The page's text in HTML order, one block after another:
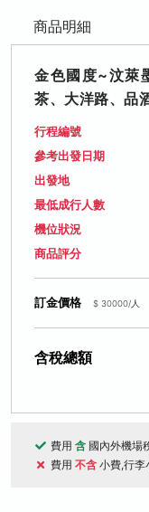
商品明細
金色國度~汶萊
茶、大洋路、品
行程編號
參考出發日期
出發地
最低成行人數
機位狀況
商品評分
訂金價格 $ 30000/人
含稅總額
費用 含 國內外機場
費用 不含 小費,行李